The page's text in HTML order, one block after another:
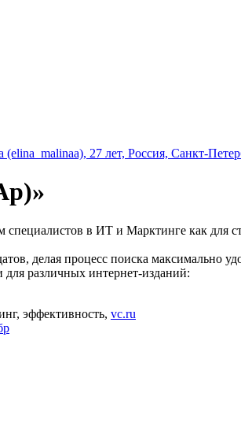
специалистов в ИТ и Марктинге как для
делая процесс поиска максимально
для различных интернет-изданий:
эффективность, vc.ru